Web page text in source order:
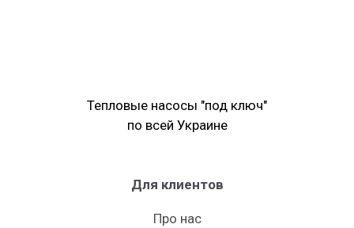
Тепловые насосы "под ключ"
по всей Украине
Для клиентов
Про нас